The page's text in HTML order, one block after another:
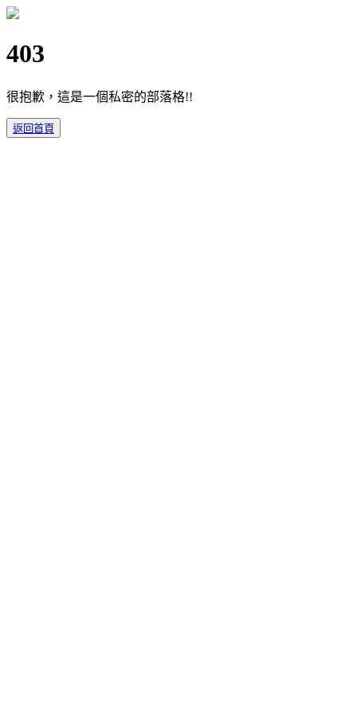
403
很抱歉，這是一個私密的部落格!!
返回首頁